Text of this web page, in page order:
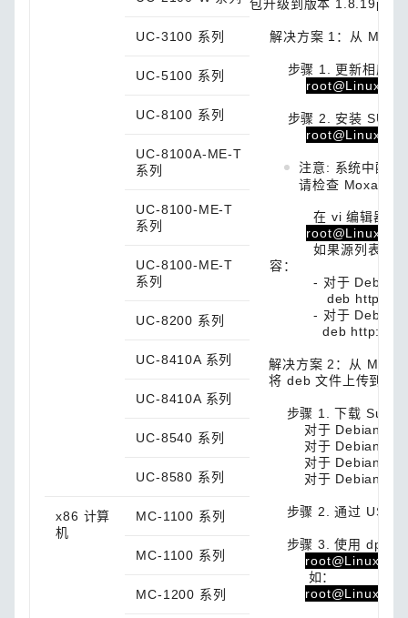
包升级到版本 1.8.19p1-
解决方案 1：从 Moxa
步骤 1. 更新相应信
root@Linux:~$
步骤 2. 安装 SUDO
root@Linux:~$
注意: 系统中配
请检查 Moxa
在 vi 编辑器中打
root@Linux:~$
如果源列表中没有
容：
- 对于 Debian
deb http://
- 对于 Debian
deb http://
解决方案 2：从 Moxa
将 deb 文件上传到设
步骤 1. 下载 Sudo
对于 Debian 8.x
对于 Debian 8.x
对于 Debian 9.x
对于 Debian 9.x
步骤 2. 通过 USB/
步骤 3. 使用 dpkg -
root@Linux:~$
如：
root@Linux:~$
UC-3100 系列
UC-5100 系列
UC-8100 系列
UC-8100A-ME-T
系列
UC-8100-ME-T
系列
UC-8100-ME-T
系列
UC-8200 系列
UC-8410A 系列
UC-8410A 系列
UC-8540 系列
UC-8580 系列
x86 计算
机
MC-1100 系列
MC-1100 系列
MC-1200 系列